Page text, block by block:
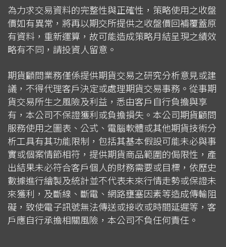
為力求交易資料的完整性與正確性，策略使用之收盤
價如有異常，將再以期交所提供之收盤價回補覆蓋原
有資料，重新運算，故可能造成策略月結呈現之績效
略有不同，請投資人留意。
期貨顧問業務僅係提供期貨交易之研究分析意見或建
議，不得代理客戶決定或處理期貨交易事務。從事期
貨交易所生之風險及利益，悉由客戶自行負擔與享
有，本公司不保證獲利或負擔損失。本公司期貨顧問
服務使用之圖表、公式、電腦軟體或其他期貨技術分
析工具有其功能限制，包括其基本假設可能未必與事
實或個案情節相符，提供期貨商品範圍的侷限性，產
出結果未必符合客戶個人的財務需要或目標，依歷史
數據進行繪製及統計並不代表未來行情走勢或保證未
來獲利，及斷線、斷電、網路壅塞因素等造成傳輸阻
礙，致使電子訊號無法傳送或接收或時間延遲等，客
戶應自行承擔相關風險，本公司不負任何責任。